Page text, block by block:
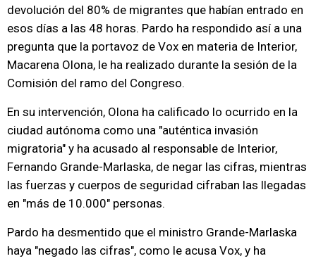
devolución del 80% de migrantes que habían entrado en
esos días a las 48 horas. Pardo ha respondido así a una
pregunta que la portavoz de Vox en materia de Interior,
Macarena Olona, le ha realizado durante la sesión de la
Comisión del ramo del Congreso.
En su intervención, Olona ha calificado lo ocurrido en la
ciudad autónoma como una "auténtica invasión
migratoria" y ha acusado al responsable de Interior,
Fernando Grande-Marlaska, de negar las cifras, mientras
las fuerzas y cuerpos de seguridad cifraban las llegadas
en "más de 10.000" personas.
Pardo ha desmentido que el ministro Grande-Marlaska
haya "negado las cifras", como le acusa Vox, y ha